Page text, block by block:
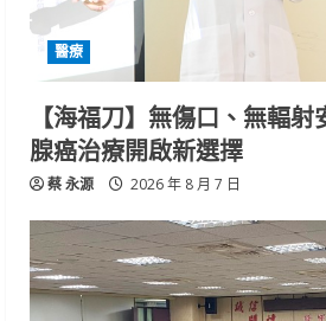
醫療
【海福刀】無傷口、無輻
腺癌治療開啟新選擇
蔡 永源 2026 年 8 月 7 日